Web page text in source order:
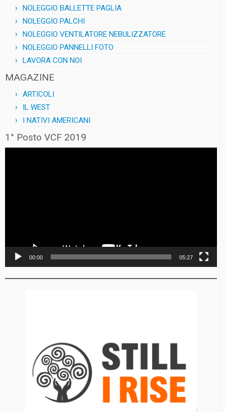
NOLEGGIO BALLETTE PAGLIA
NOLEGGIO PALCHI
NOLEGGIO VENTILATORE NEBULIZZATORE
NOLEGGIO PANNELLI FOTO
LAVORA CON NOI
MAGAZINE
ARTICOLI
IL WEST
I NATIVI AMERICANI
1° Posto VCF 2019
00:00 05:27